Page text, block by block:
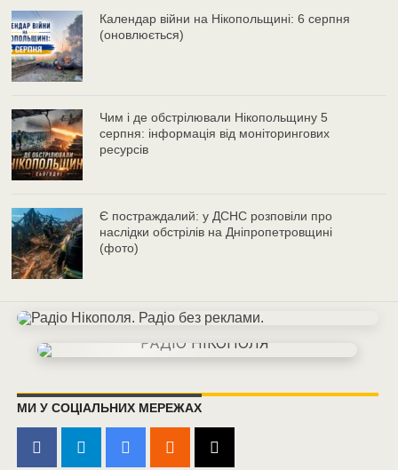
Календар війни на Нікопольщині: 6 серпня
(оновлюється)
Чим і де обстрілювали Нікопольщину 5
серпня: інформація від моніторингових
ресурсів
Є постраждалий: у ДСНС розповіли про
наслідки обстрілів на Дніпропетровщині
(фото)
МИ У СОЦІАЛЬНИХ МЕРЕЖАХ